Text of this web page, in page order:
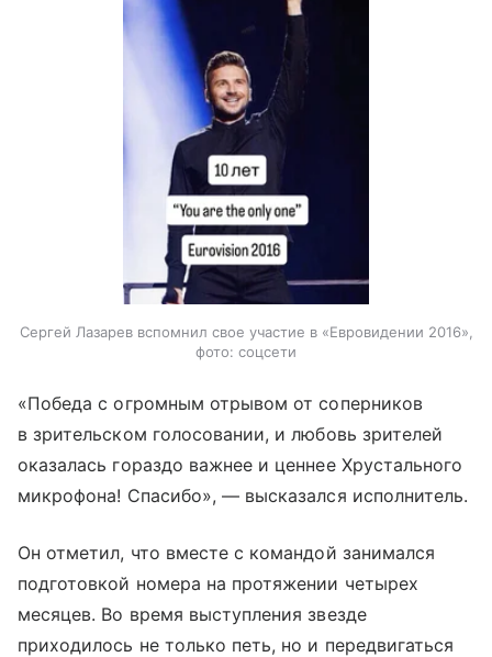
Сергей Лазарев вспомнил свое участие в «Евровидении 2016»,
фото: соцсети
«Победа с огромным отрывом от соперников
в зрительском голосовании, и любовь зрителей
оказалась гораздо важнее и ценнее Хрустального
микрофона! Спасибо», — высказался исполнитель.
Он отметил, что вместе с командой занимался
подготовкой номера на протяжении четырех
месяцев. Во время выступления звезде
приходилось не только петь, но и передвигаться